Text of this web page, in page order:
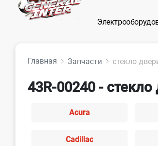
Главная Запчасти стекло
43R-00240 -
Acura
Cadillac